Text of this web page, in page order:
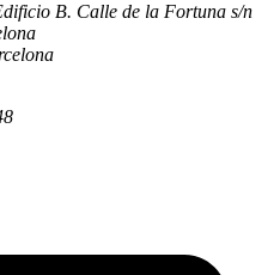
B. Calle de la Fortuna s/n